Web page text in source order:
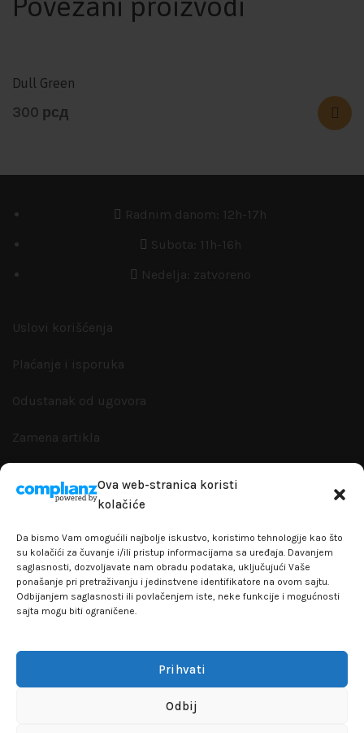
Ova web-stranica koristi
kolačiće
Da bismo Vam omogućili najbolje iskustvo, koristimo tehnologije kao što
su kolačići za čuvanje i/ili pristup informacijama sa uređaja. Davanjem
saglasnosti, dozvoljavate nam obradu podataka, uključujući Vaše
ponašanje pri pretraživanju i jedinstvene identifikatore na ovom sajtu.
Odbijanjem saglasnosti ili povlačenjem iste, neke funkcije i mogućnosti
sajta mogu biti ograničene.
Prihvati
Odbij
Dull Green
300 рсд
Radnim danom: 12h-17h
Subota: 11h-16h
Nedelja: zatvoreno
Uslovi korišćenja
Plaćanje i isporuka
Odustanak od ugovora
Zamena artikla
Politika privatnosti
+381641129145
info@flakhobby.com
Lokal 102, prvi sprat